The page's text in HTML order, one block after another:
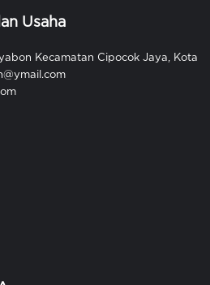
Usaha
Kecamatan Cipocok Jaya, Kota